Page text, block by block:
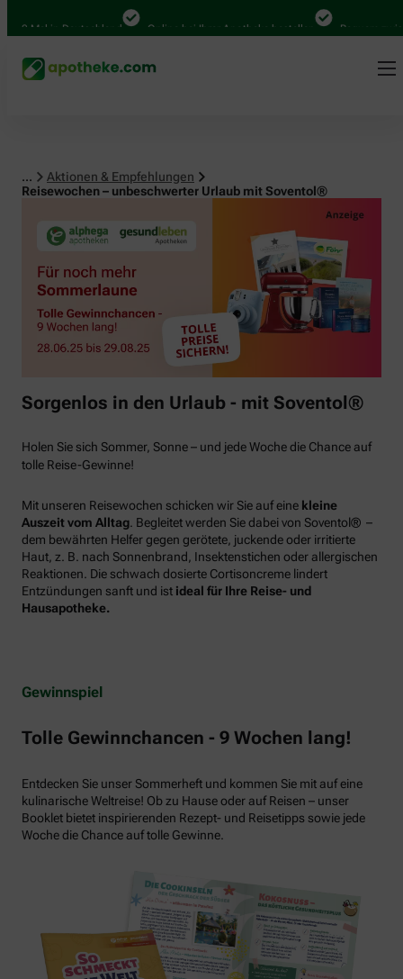
Mal in Deutschland Online bei Ihrer Apotheke bestellen Bequem
...
Aktionen & Empfehlungen
Reisewochen – unbeschwerter Urlaub mit Soventol®
Sorgenlos in den Urlaub - mit Soventol®
Holen Sie sich Sommer, Sonne – und jede Woche die Chance auf
tolle Reise-Gewinne!
Mit unseren Reisewochen schicken wir Sie auf eine kleine
Auszeit vom Alltag . Begleitet werden Sie dabei von Soventol® –
dem bewährten Helfer gegen gerötete, juckende oder irritierte
Haut, z. B. nach Sonnenbrand, Insektenstichen oder allergischen
Reaktionen. Die schwach dosierte Cortisoncreme lindert
Entzündungen sanft und ist ideal für Ihre Reise- und
Hausapotheke.
Gewinnspiel
Tolle Gewinnchancen - 9 Wochen lang!
Entdecken Sie unser Sommerheft und kommen Sie mit auf eine
kulinarische Weltreise! Ob zu Hause oder auf Reisen – unser
Booklet bietet inspirierenden Rezept- und Reisetipps sowie jede
Woche die Chance auf tolle Gewinne.